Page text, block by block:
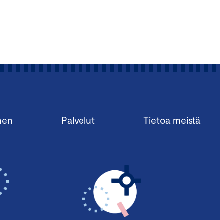
Palvelut Tietoa meistä